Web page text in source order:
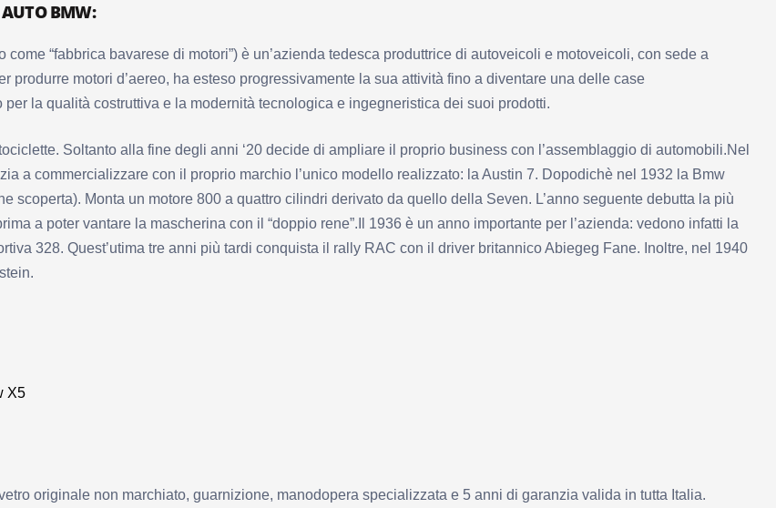
AUTO BMW:
“fabbrica bavarese di motori”) è un’azienda tedesca produttrice di autoveicoli e motoveicoli, con sede a
motori d’aereo, ha esteso progressivamente la sua attività fino a diventare una delle case
la qualità costruttiva e la modernità tecnologica e ingegneristica dei suoi prodotti.
Soltanto alla fine degli anni ‘20 decide di ampliare il proprio business con l’assemblaggio di automobili.Nel
a commercializzare con il proprio marchio l’unico modello realizzato: la Austin 7. Dopodichè nel 1932 la Bmw
scoperta). Monta un motore 800 a quattro cilindri derivato da quello della Seven. L’anno seguente debutta la più
a poter vantare la mascherina con il “doppio rene”.Il 1936 è un anno importante per l’azienda: vedono infatti la
328. Quest’utima tre anni più tardi conquista il rally RAC con il driver britannico Abiegeg Fane. Inoltre, nel 1940
X5
originale non marchiato, guarnizione, manodopera specializzata e 5 anni di garanzia valida in tutta Italia.